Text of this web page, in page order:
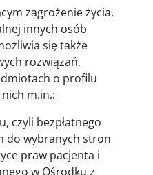
zagrożenie życia,
innych osób
się także
rozwiązań,
o profilu
m.in.:
czyli bezpłatnego
do wybranych stron
praw pacjenta i
w Ośrodku z